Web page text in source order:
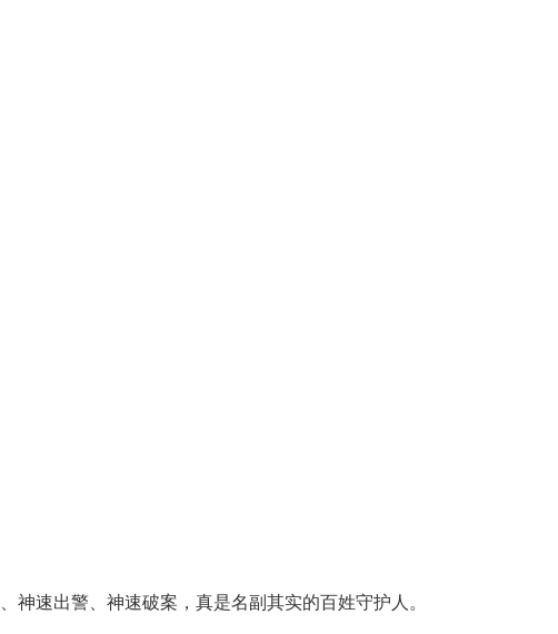
速出警、神速破案，真是名副其实的百姓守护人。